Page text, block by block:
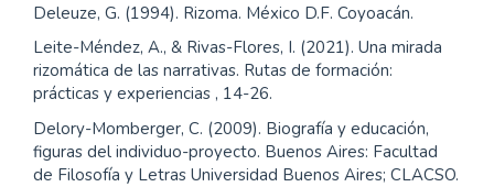
Deleuze, G. (1994). Rizoma. México D.F. Coyoacán.
Leite-Méndez, A., & Rivas-Flores, I. (2021). Una mirada
rizomática de las narrativas. Rutas de formación:
prácticas y experiencias , 14-26.
Delory-Momberger, C. (2009). Biografía y educación,
figuras del individuo-proyecto. Buenos Aires: Facultad
de Filosofía y Letras Universidad Buenos Aires; CLACSO.